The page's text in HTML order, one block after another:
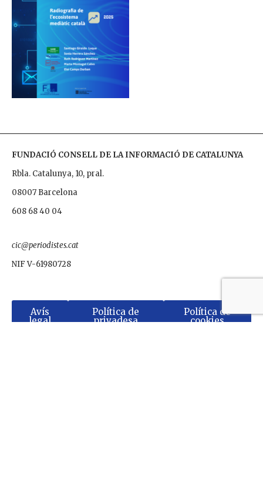
FUNDACIÓ CONSELL DE LA INFORMACIÓ DE CATALUNYA
Rbla. Catalunya, 10, pral.
08007 Barcelona
608 68 40 04
cic@periodistes.cat
NIF V-61980728
Avís
legal
Política de
privadesa
Política de
cookies